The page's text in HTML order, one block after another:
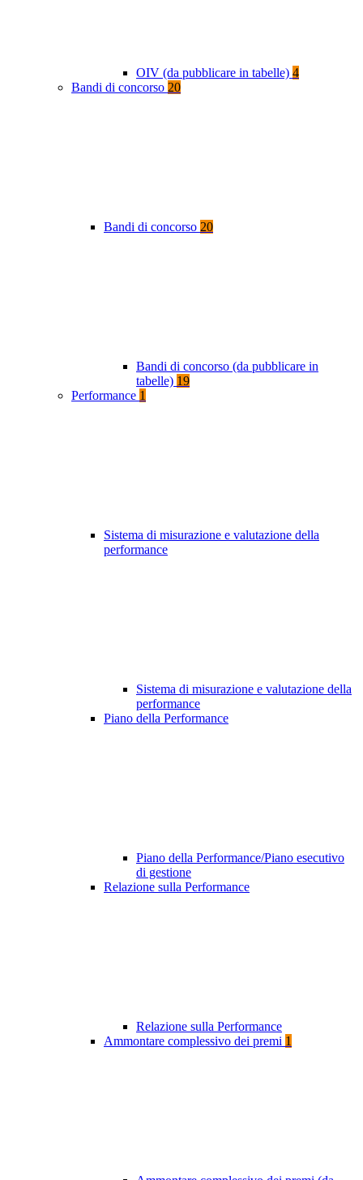
OIV (da pubblicare in tabelle) 4
Bandi di concorso 20
Bandi di concorso 20
Bandi di concorso (da pubblicare in
tabelle) 19
Performance 1
Sistema di misurazione e valutazione della
performance
Sistema di misurazione e valutazione della
performance
Piano della Performance
Piano della Performance/Piano esecutivo
di gestione
Relazione sulla Performance
Relazione sulla Performance
Ammontare complessivo dei premi 1